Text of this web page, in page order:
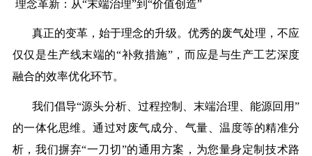
理念革新：从“末端治理”到“价值创造”
真正的变革，始于理念的升级。优秀的废气处理，不应
仅仅是生产线末端的“补救措施”，而应是与生产工艺深度
融合的效率优化环节。
我们倡导“源头分析、过程控制、末端治理、能源回用”
的一体化思维。通过对废气成分、气量、温度等的精准分
析，我们摒弃“一刀切”的通用方案，为您量身定制技术路